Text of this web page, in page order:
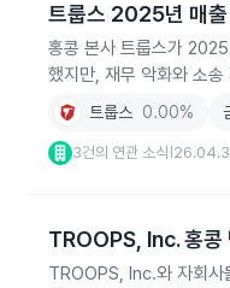
트룹스 2025년 매출
홍콩 본사 트룹스가
했지만, 재무 악화와 소
트룹스 0.00%
3건의 연관 소식
TROOPS, Inc. 홍콩
TROOPS, Inc.와 자회사